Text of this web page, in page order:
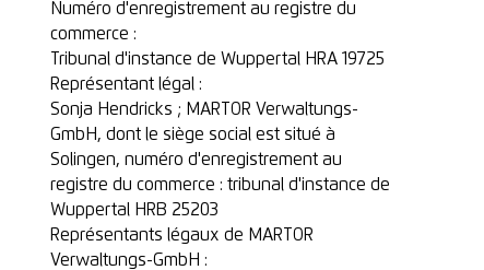
Numéro d'enregistrement au registre du
commerce :
Tribunal d'instance de Wuppertal HRA 19725
Représentant légal :
Sonja Hendricks ; MARTOR Verwaltungs-
GmbH, dont le siège social est situé à
Solingen, numéro d'enregistrement au
registre du commerce : tribunal d'instance de
Wuppertal HRB 25203
Représentants légaux de MARTOR
Verwaltungs-GmbH :